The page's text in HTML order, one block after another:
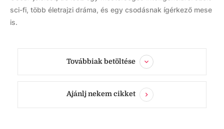
sci-fi, több életrajzi dráma, és egy csodásnak ígérkező mese
is.
Továbbiak betöltése
Ajánlj nekem cikket